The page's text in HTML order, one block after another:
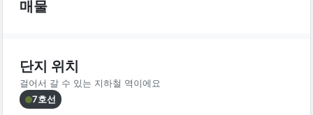
매물
단지 위치
걸어서 갈 수 있는 지하철 역이에요
7호선